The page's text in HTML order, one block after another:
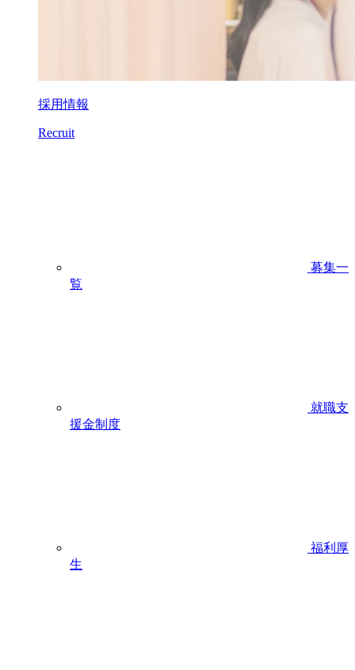
採用情報
Recruit
募集一
覧
就職支
援金制度
福利厚
生